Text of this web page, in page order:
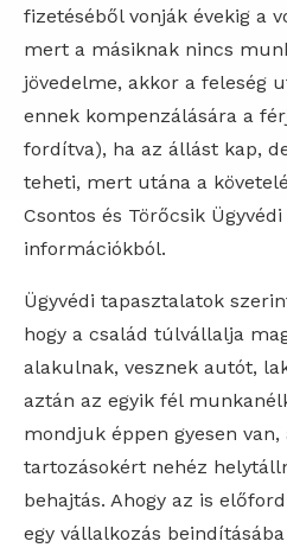
fizetéséből vonják évekig a
mert a másiknak nincs
jövedelme, akkor a feleség
ennek kompenzálására a
fordítva), ha az állást kap,
teheti, mert utána a
Csontos és Törőcsik
információkból.
Ügyvédi tapasztalatok
hogy a család túlvállalja
alakulnak, vesznek autót,
aztán az egyik fél
mondjuk éppen gyesen
tartozásokért nehéz
behajtás. Ahogy az is
egy vállalkozás